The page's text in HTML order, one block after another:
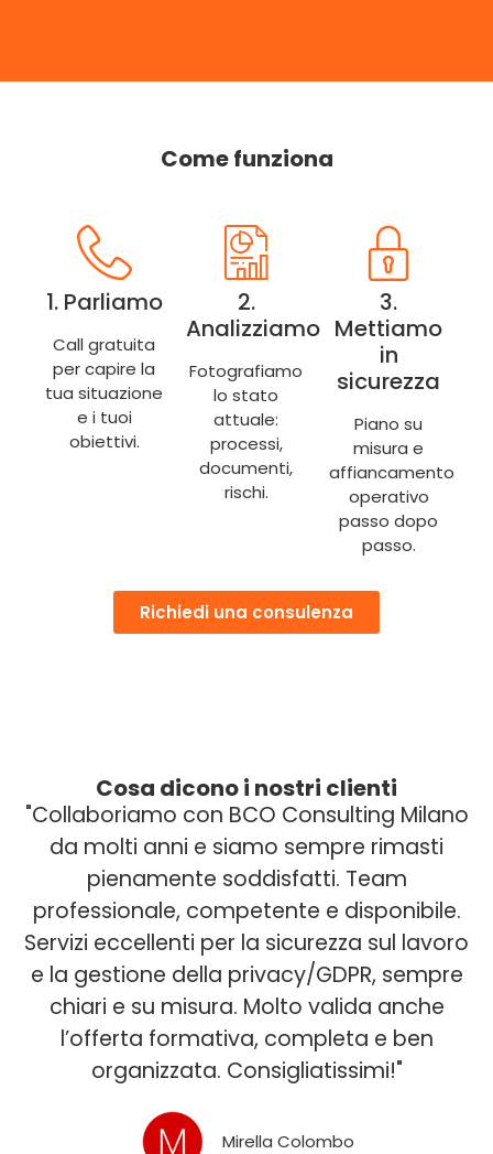
Come funziona
1. Parliamo
Call gratuita
per capire la
tua situazione
e i tuoi
obiettivi.
2.
Analizziamo
Fotografiamo
lo stato
attuale:
processi,
documenti,
rischi.
3.
Mettiamo
in
sicurezza
Piano su
misura e
affiancamento
operativo
passo dopo
passo.
Richiedi una consulenza
Cosa dicono i nostri clienti
"Collaboriamo con BCO Consulting Milano
da molti anni e siamo sempre rimasti
pienamente soddisfatti. Team
professionale, competente e disponibile.
Servizi eccellenti per la sicurezza sul lavoro
e la gestione della privacy/GDPR, sempre
chiari e su misura. Molto valida anche
l’offerta formativa, completa e ben
organizzata. Consigliatissimi!"
Mirella Colombo